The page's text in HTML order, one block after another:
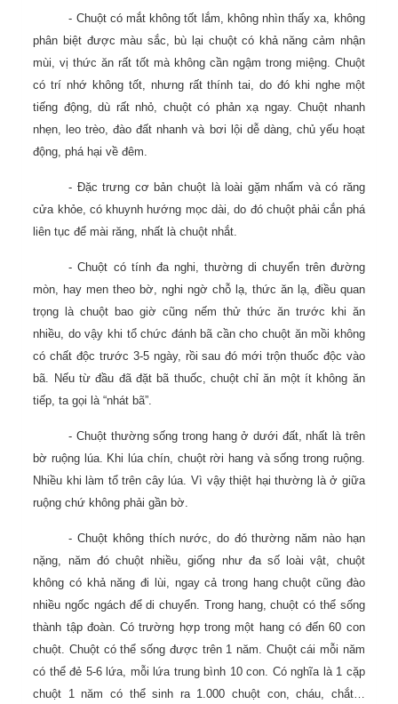
- Chuột có mắt không tốt lắm, không nhìn thấy xa, không
phân biệt được màu sắc, bù lại chuột có khả năng cảm nhận
mùi, vị thức ăn rất tốt mà không cần ngậm trong miệng. Chuột
có trí nhớ không tốt, nhưng rất thính tai, do đó khi nghe một
tiếng động, dù rất nhỏ, chuột có phản xạ ngay. Chuột nhanh
nhẹn, leo trèo, đào đất nhanh và bơi lội dễ dàng, chủ yếu hoạt
động, phá hại về đêm.
- Đặc trưng cơ bản chuột là loài gặm nhấm và có răng
cửa khỏe, có khuynh hướng mọc dài, do đó chuột phải cắn phá
liên tục để mài răng, nhất là chuột nhắt.
- Chuột có tính đa nghi, thường di chuyển trên đường
mòn, hay men theo bờ, nghi ngờ chỗ lạ, thức ăn lạ, điều quan
trọng là chuột bao giờ cũng nếm thử thức ăn trước khi ăn
nhiều, do vậy khi tổ chức đánh bã cần cho chuột ăn mồi không
có chất độc trước 3-5 ngày, rồi sau đó mới trộn thuốc độc vào
bã. Nếu từ đầu đã đặt bã thuốc, chuột chỉ ăn một ít không ăn
tiếp, ta gọi là “nhát bã”.
- Chuột thường sống trong hang ở dưới đất, nhất là trên
bờ ruộng lúa. Khi lúa chín, chuột rời hang và sống trong ruộng.
Nhiều khi làm tổ trên cây lúa. Vì vậy thiệt hại thường là ở giữa
ruộng chứ không phải gần bờ.
- Chuột không thích nước, do đó thường năm nào hạn
nặng, năm đó chuột nhiều, giống như đa số loài vật, chuột
không có khả năng đi lùi, ngay cả trong hang chuột cũng đào
nhiều ngốc ngách để di chuyển. Trong hang, chuột có thể sống
thành tập đoàn. Có trường hợp trong một hang có đến 60 con
chuột. Chuột có thể sống được trên 1 năm. Chuột cái mỗi năm
có thể đẻ 5-6 lứa, mỗi lứa trung bình 10 con. Có nghĩa là 1 cặp
chuột 1 năm có thể sinh ra 1.000 chuột con, cháu, chắt…